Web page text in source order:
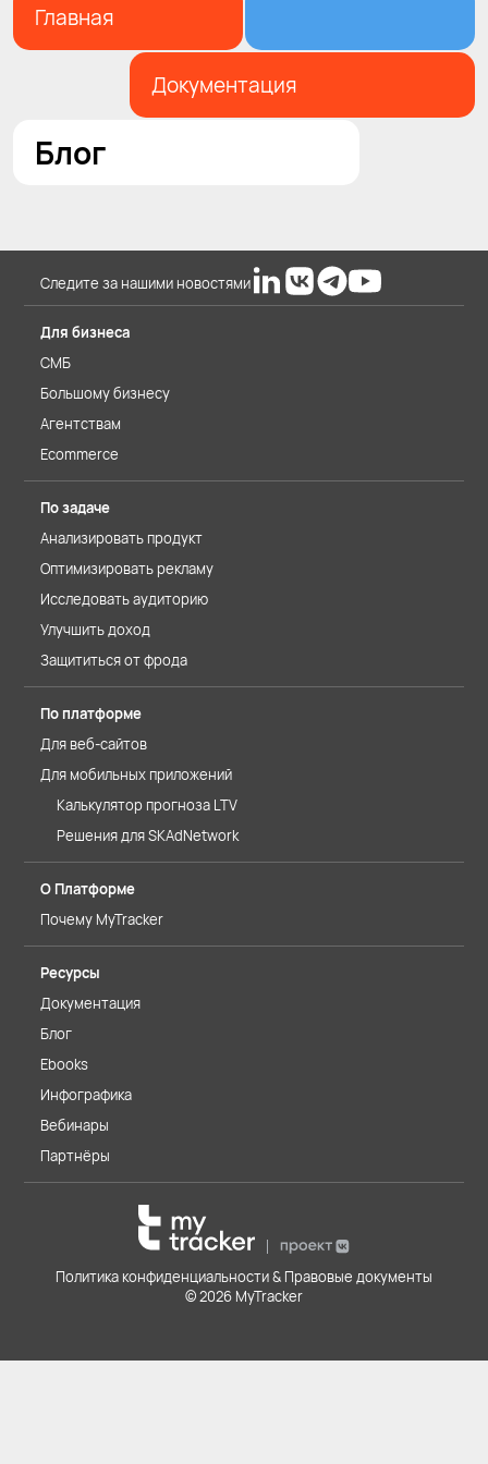
Главная
Документация
Блог
Следите за нашими новостями
Для бизнеса
СМБ
Большому бизнесу
Агентствам
Ecommerce
По задаче
Анализировать продукт
Оптимизировать рекламу
Исследовать аудиторию
Улучшить доход
Защититься от фрода
По платформе
Для веб-сайтов
Для мобильных приложений
Калькулятор прогноза LTV
Решения для SKAdNetwork
О Платформе
Почему MyTracker
Ресурсы
Документация
Блог
Ebooks
Инфографика
Вебинары
Партнёры
Политика конфиденциальности & Правовые документы
© 2026 MyTracker